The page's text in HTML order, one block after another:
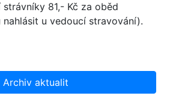
81,- Kč za oběd
nahlásit u vedoucí stravování).
Archiv aktualit